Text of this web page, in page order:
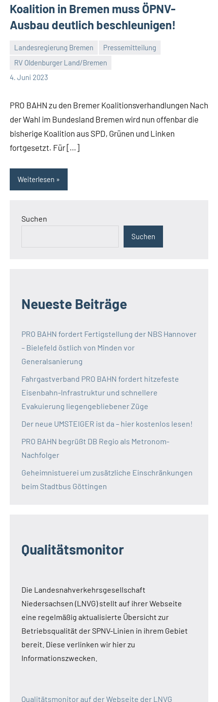
Koalition in Bremen muss ÖPNV-
Ausbau deutlich beschleunigen!
Landesregierung Bremen
Pressemitteilung
RV Oldenburger Land/Bremen
4. Juni 2023
Malte
Diehl
Keine
Kommentare
PRO BAHN zu den Bremer Koalitionsverhandlungen Nach
der Wahl im Bundesland Bremen wird nun offenbar die
bisherige Koalition aus SPD, Grünen und Linken
fortgesetzt. Für […]
Weiterlesen
Suchen
Suchen
Neueste Beiträge
PRO BAHN fordert Fertigstellung der NBS Hannover
– Bielefeld östlich von Minden vor
Generalsanierung
Fahrgastverband PRO BAHN fordert hitzefeste
Eisenbahn-Infrastruktur und schnellere
Evakuierung liegengebliebener Züge
Der neue UMSTEIGER ist da – hier kostenlos lesen!
PRO BAHN begrüßt DB Regio als Metronom-
Nachfolger
Geheimnistuerei um zusätzliche Einschränkungen
beim Stadtbus Göttingen
Qualitätsmonitor
Die Landesnahverkehrsgesellschaft
Niedersachsen (LNVG) stellt auf ihrer Webseite
eine regelmäßig aktualisierte Übersicht zur
Betriebsqualität der SPNV-Linien in ihrem Gebiet
bereit. Diese verlinken wir hier zu
Informationszwecken.
Qualitätsmonitor auf der Webseite der LNVG